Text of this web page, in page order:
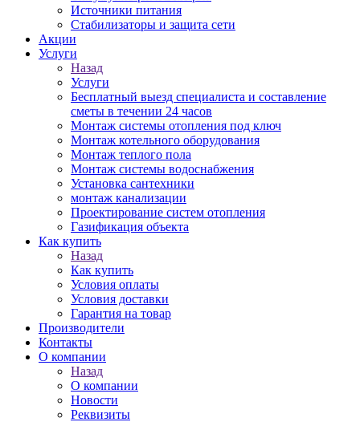
Источники питания
Стабилизаторы и защита сети
Акции
Услуги
Назад
Услуги
Бесплатный выезд специалиста и составление
сметы в течении 24 часов
Монтаж системы отопления под ключ
Монтаж котельного оборудования
Монтаж теплого пола
Монтаж системы водоснабжения
Установка сантехники
монтаж канализации
Проектирование систем отопления
Газификация объекта
Как купить
Назад
Как купить
Условия оплаты
Условия доставки
Гарантия на товар
Производители
Контакты
О компании
Назад
О компании
Новости
Реквизиты